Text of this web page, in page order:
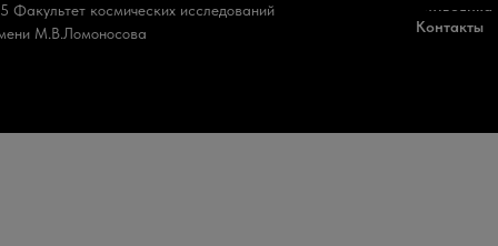
Факультет космических исследований
М.В.Ломоносова
символика
Контакты